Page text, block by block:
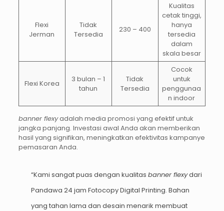
Flexi
Jerman
Tidak
Tersedia
230 – 400
Kualitas
cetak tinggi,
hanya
tersedia
dalam
skala besar
Flexi Korea
3 bulan – 1
tahun
Tidak
Tersedia
Cocok
untuk
penggunaa
n indoor
banner flexyadalah media promosi yang efektif untuk
jangka panjang. Investasi awal Anda akan memberikan
hasil yang signifikan, meningkatkan efektivitas kampanye
pemasaran Anda.
“Kami sangat puas dengan kualitas banner flexydari
Pandawa 24 jam Fotocopy Digital Printing. Bahan
yang tahan lama dan desain menarik membuat